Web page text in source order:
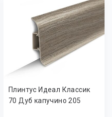
Плинтус Идеал Классик
70 Дуб капучино 205